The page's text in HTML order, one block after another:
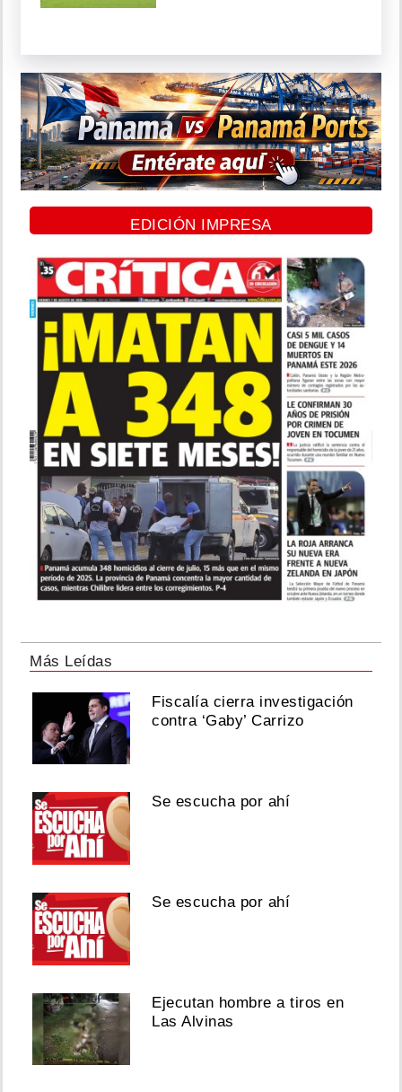
EDICIÓN IMPRESA
Más Leídas
Fiscalía cierra investigación
contra ‘Gaby’ Carrizo
Se escucha por ahí
Se escucha por ahí
Ejecutan hombre a tiros en
Las Alvinas